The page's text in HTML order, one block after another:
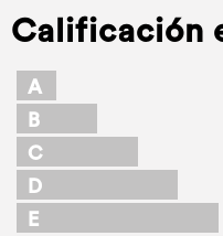
Calificación
A
B
C
D
E